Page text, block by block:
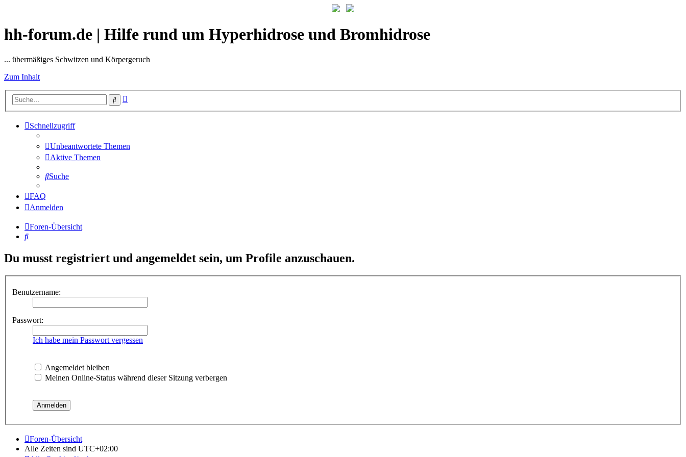
hh-forum.de | Hilfe rund um Hyperhidrose und Bromhidrose
... übermäßiges Schwitzen und Körpergeruch
Zum Inhalt
Suche
Schnellzugriff
Unbeantwortete Themen
Aktive Themen
Suche
FAQ
Anmelden
Foren-Übersicht
Suche
Du musst registriert und angemeldet sein, um Profile anzuschauen.
Benutzername:
Passwort:
Ich habe mein Passwort vergessen
Angemeldet bleiben
Meinen Online-Status während dieser Sitzung verbergen
Foren-Übersicht
Alle Zeiten sind UTC+02:00